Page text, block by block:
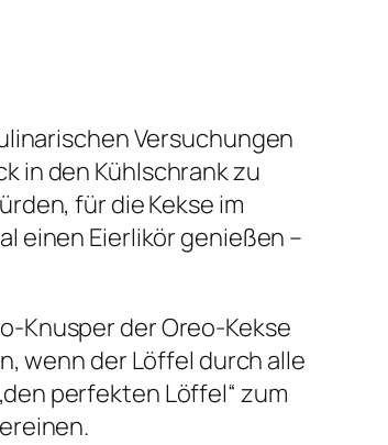
Versuchungen
in den Kühlschrank zu
für die Kekse im
einen Eierlikör genießen –
Knusper der Oreo-Kekse
wenn der Löffel durch alle
perfekten Löffel“ zum